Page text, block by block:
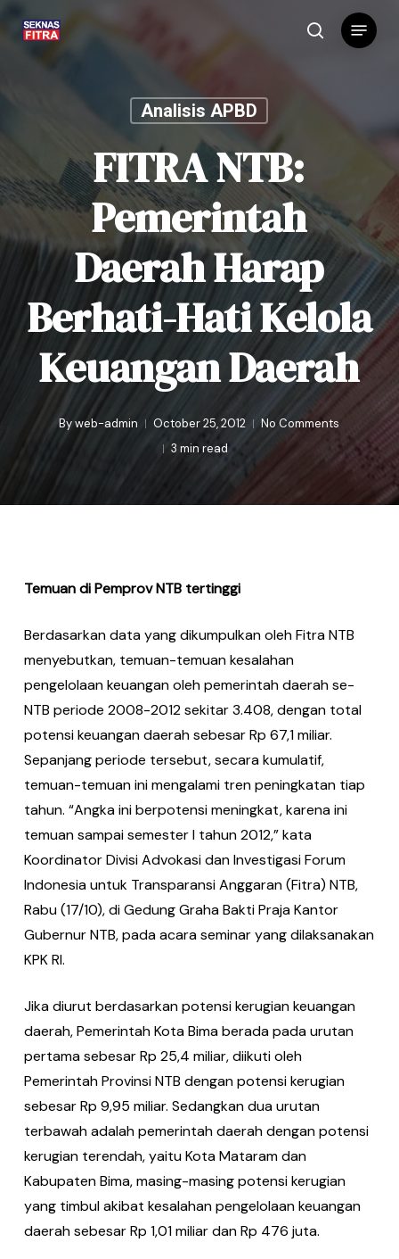
search
Menu
Analisis APBD
FITRA NTB:
Pemerintah
Daerah Harap
Berhati-Hati Kelola
Keuangan Daerah
By web-admin October 25, 2012
No Comments
3 min read
Temuan di Pemprov NTB tertinggi
Berdasarkan data yang dikumpulkan oleh Fitra NTB
menyebutkan, temuan-temuan kesalahan
pengelolaan keuangan oleh pemerintah daerah se-
NTB periode 2008-2012 sekitar 3.408, dengan total
potensi keuangan daerah sebesar Rp 67,1 miliar.
Sepanjang periode tersebut, secara kumulatif,
temuan-temuan ini mengalami tren peningkatan tiap
tahun. “Angka ini berpotensi meningkat, karena ini
temuan sampai semester I tahun 2012,” kata
Koordinator Divisi Advokasi dan Investigasi Forum
Indonesia untuk Transparansi Anggaran (Fitra) NTB,
Rabu (17/10), di Gedung Graha Bakti Praja Kantor
Gubernur NTB, pada acara seminar yang dilaksanakan
KPK RI.
Jika diurut berdasarkan potensi kerugian keuangan
daerah, Pemerintah Kota Bima berada pada urutan
pertama sebesar Rp 25,4 miliar, diikuti oleh
Pemerintah Provinsi NTB dengan potensi kerugian
sebesar Rp 9,95 miliar. Sedangkan dua urutan
terbawah adalah pemerintah daerah dengan potensi
kerugian terendah, yaitu Kota Mataram dan
Kabupaten Bima, masing-masing potensi kerugian
yang timbul akibat kesalahan pengelolaan keuangan
daerah sebesar Rp 1,01 miliar dan Rp 476 juta.